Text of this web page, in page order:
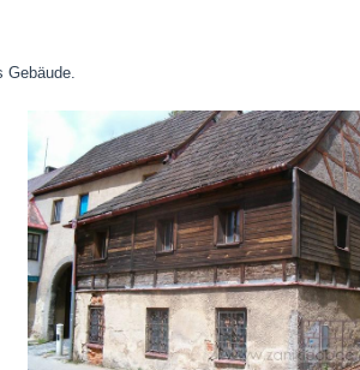
Gebäude.